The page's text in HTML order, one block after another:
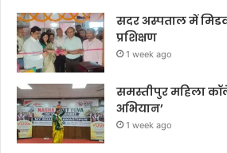
सदर अस्पताल में
प्रशिक्षण
1 week ago
समस्तीपुर महिला
अभियान’
1 week ago